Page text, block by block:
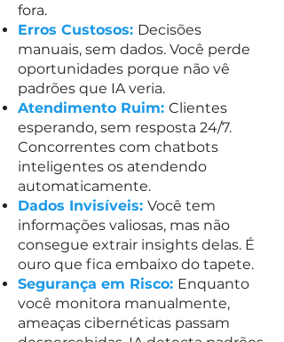
fora.
Erros Custosos: Decisões
manuais, sem dados. Você perde
oportunidades porque não vê
padrões que IA veria.
Atendimento Ruim: Clientes
esperando, sem resposta 24/7.
Concorrentes com chatbots
inteligentes os atendendo
automaticamente.
Dados Invisíveis: Você tem
informações valiosas, mas não
consegue extrair insights delas. É
ouro que fica embaixo do tapete.
Segurança em Risco: Enquanto
você monitora manualmente,
ameaças cibernéticas passam